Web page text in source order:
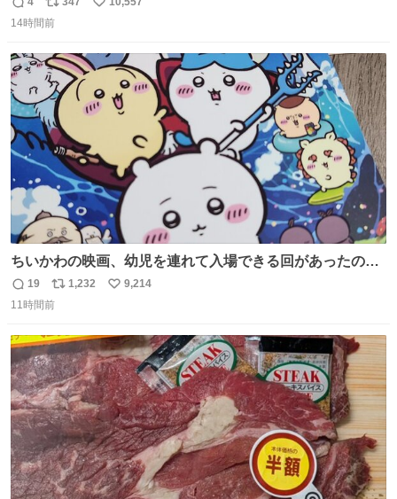
返
信
リ
ポ
ト
数
い
数
14時間前
ちいかわの映画、幼児を連れて入場できる回があったので
子どもを連れて観てきたんですけど、セイレーンの登場シ
ーンで場内のベビーが一斉に泣き出してたのがとてもよい
返
信
19
リ
ポ
ト
数
1,232
い
数
9,214
11時間前